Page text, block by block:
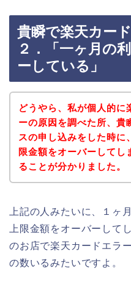
貴瞬で楽天カー
２．「一ヶ月の
ーしている」
どうやら、私が個人的に
ーの原因を調べた所、貴
スの申し込みをした時に
限金額をオーバーしてし
ることが分かりました。
上記の人みたいに、１ヶ
上限金額をオーバーして
のお店で楽天カードエラ
の数いるみたいですよ。